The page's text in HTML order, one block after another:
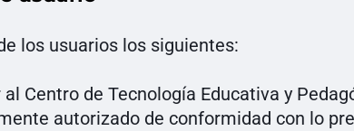
los usuarios los siguientes:
Centro de Tecnología Educativa y
autorizado de conformidad con lo